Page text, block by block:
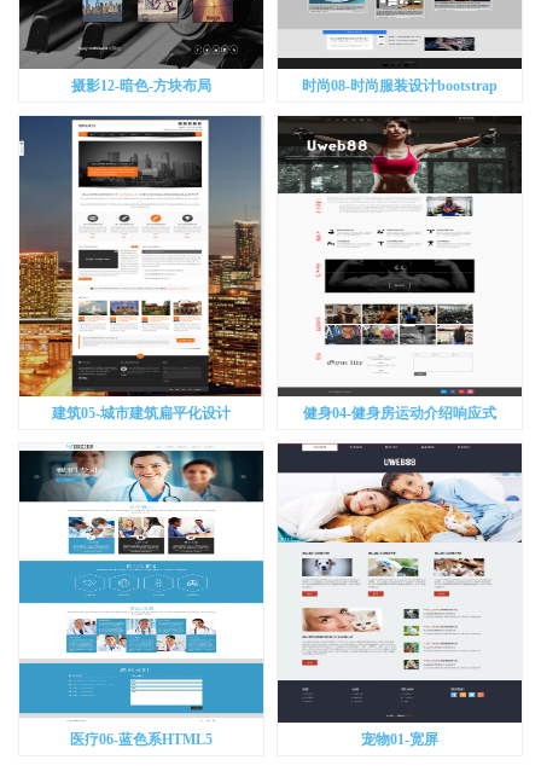
摄影12-暗色-方块布局 时尚08-时尚服装设计bootstrap
建筑05-城市建筑扁平化设计 健身04-健身房运动介绍响应式
医疗06-蓝色系HTML5 宠物01-宽屏